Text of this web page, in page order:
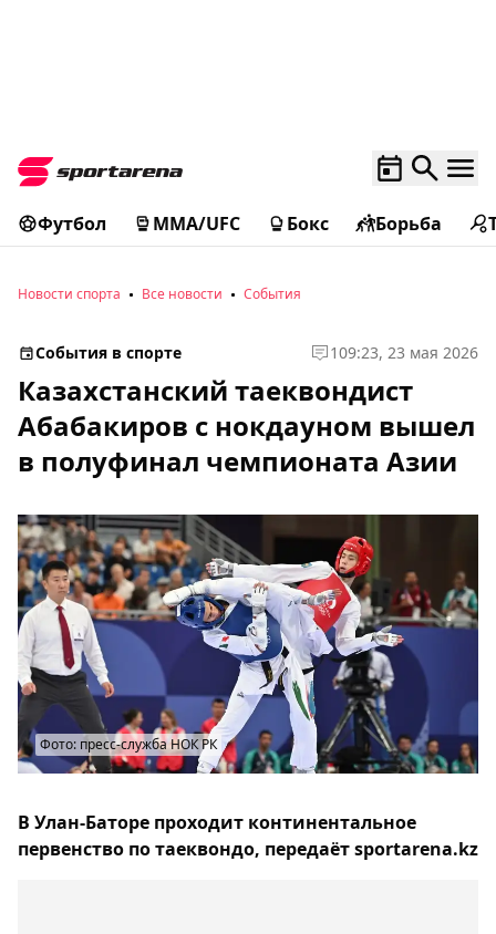
Футбол MMA/UFC Бокс Борьба
Новости спорта Все новости События
События в спорте 109:23, 23 мая 2026
Казахстанский таеквондист
Абабакиров с нокдауном вышел
в полуфинал чемпионата Азии
Фото: пресс-служба НОК РК
В Улан-Баторе проходит континентальное
первенство по таеквондо, передаёт sportarena.kz